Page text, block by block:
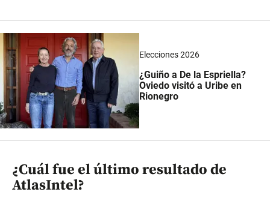
Elecciones 2026
¿Guiño a De la Espriella?
Oviedo visitó a Uribe en
Rionegro
¿Cuál fue el último resultado de
AtlasIntel?